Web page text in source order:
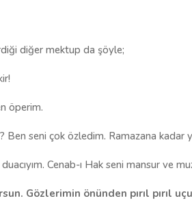
diğer mektup da şöyle;
öperim.
Ben seni çok özledim. Ramazana
Cenab-ı Hak seni mansur ve
Gözlerimin önünden pırıl pırıl